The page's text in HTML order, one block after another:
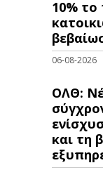
10%
06-08-2026
ΟΛΘ:
και τη